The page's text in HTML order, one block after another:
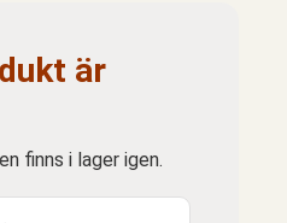
är
finns i lager igen.